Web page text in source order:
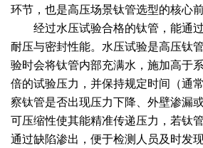
环节，也是高压场景钛管选型的核心前
经过水压试验合格的钛管，能通
耐压与密封性能。水压试验是高压钛
验时会将钛管内部充满水，施加高于
倍的试验压力，并保持规定时间（通
察钛管是否出现压力下降、外壁渗漏
可压缩性使其能精准传递压力，若钛
通过缺陷渗出，便于检测人员及时发